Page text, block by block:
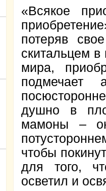
«Всякое
потеряв
скитальцем
мира,
душно в
мамоны –
чтобы
для того,
осветил и